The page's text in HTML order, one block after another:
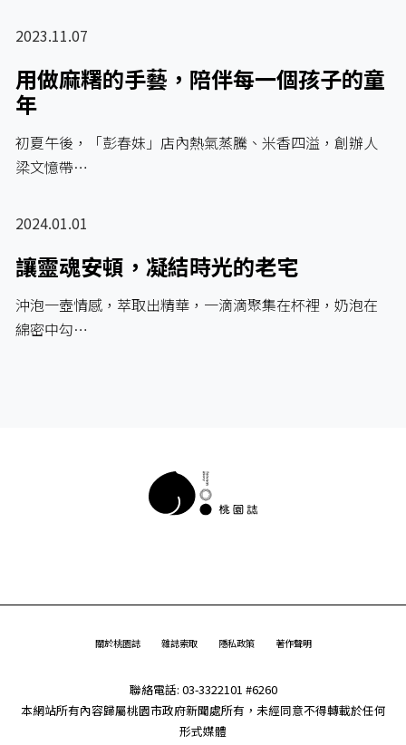
2023.11.07
用做麻糬的手藝，陪伴每一個孩子的童
年
初夏午後，「彭春妹」店內熱氣蒸騰、米香四溢，創辦人
梁文憶帶…
2024.01.01
讓靈魂安頓，凝結時光的老宅
沖泡一壺情感，萃取出精華，一滴滴聚集在杯裡，奶泡在
綿密中勾…
關於桃園誌 雜誌索取 隱私政策 著作聲明
聯絡電話: 03-3322101 #6260
本網站所有內容歸屬桃園市政府新聞處所有，未經同意不得轉載於任何
形式媒體